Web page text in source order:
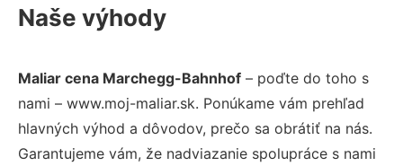
Naše výhody
Maliar cena Marchegg-Bahnhof – poďte do toho s
nami – www.moj-maliar.sk. Ponúkame vám prehľad
hlavných výhod a dôvodov, prečo sa obrátiť na nás.
Garantujeme vám, že nadviazanie spolupráce s nami